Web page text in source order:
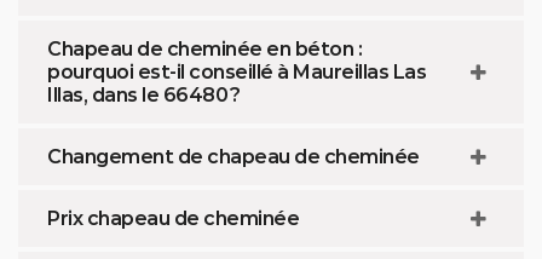
Chapeau de cheminée en béton :
pourquoi est-il conseillé à Maureillas Las
Illas, dans le 66480 ?
Changement de chapeau de cheminée
Prix chapeau de cheminée